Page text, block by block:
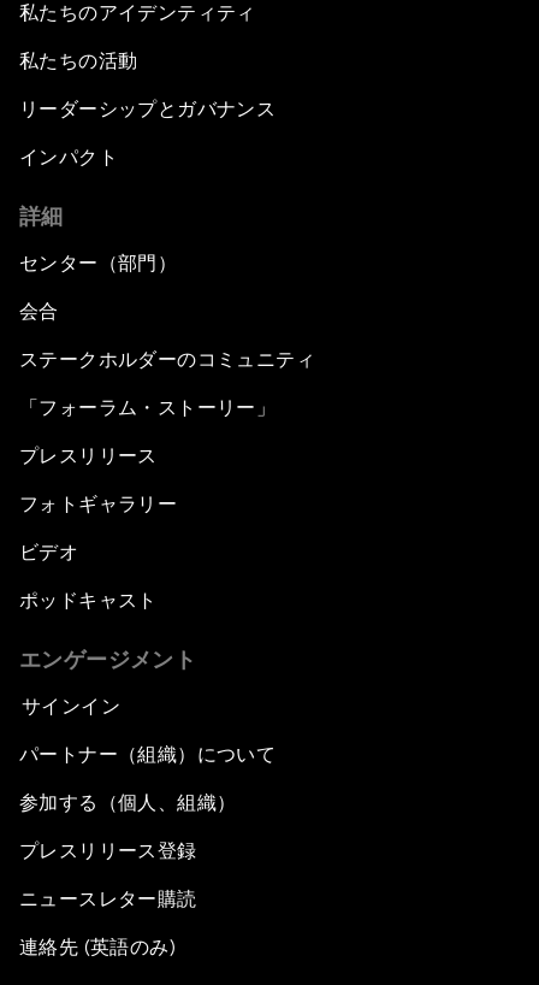
私たちのアイデンティティ
私たちの活動
リーダーシップとガバナンス
インパクト
詳細
センター（部門）
会合
ステークホルダーのコミュニティ
「フォーラム・ストーリー」
プレスリリース
フォトギャラリー
ビデオ
ポッドキャスト
エンゲージメント
サインイン
パートナー（組織）について
参加する（個人、組織）
プレスリリース登録
ニュースレター購読
連絡先 (英語のみ)